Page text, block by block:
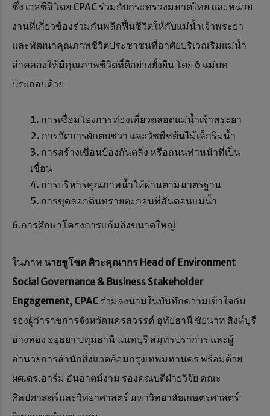
ซึ่ง เอสซีจี โดย CPAC ร่วมกับกระทรวงมหาดไทย และหน่วย
งานที่เกี่ยวข้องร่วมกันพลิกฟื้นชีวิตให้กับแม่น้ำเจ้าพระยา
และพัฒนาคุณภาพชีวิตประชาชนที่อาศัยบริเวณริมแม่น้ำ
ลำคลองให้มีคุณภาพชีวิตที่ดีอย่างยั่งยืน โดย 6 แม่บท
ประกอบด้วย
การเชื่อมโยงการท่องเที่ยวตลอดแม่น้ำเจ้าพระยา
การจัดการผักตบชวา และวัชพืชต้นไม้เล็กริมน้ำ
การสร้างเขื่อนป้องกันตลิ่ง หรือถนนทำหน้าที่เป็น
เขื่อน
การบริหารคุณภาพน้ำให้ผ่านตามมาตรฐาน
การขุดลอกดินทรายตะกอนที่สันดอนแม่น้ำ
6.การศึกษาโครงการแก้มลิงขนาดใหญ่
ในภาพ นายชูโชค ศิวะคุณากร Head of Environment
Social Governance & Business Stakeholder
Engagement, CPAC ร่วมลงนามในบันทึกความเข้าใจกับ
รองผู้ว่าราชการจังหวัดนครสวรรค์ อุทัยธานี ชัยนาท สิงห์บุรี
อ่างทอง อยุธยา ปทุมธานี นนทบุรี สมุทรปราการ และผู้
อำนวยการสำนักสิ่งแวดล้อมกรุงเทพมหานคร พร้อมด้วย
ผศ.ดร.อาร์ม อันอาตม์งาม รองคณบดีฝ่ายวิจัย คณะ
ศิลปศาสตร์และวิทยาศาสตร์ มหาวิทยาลัยเกษตรศาสตร์